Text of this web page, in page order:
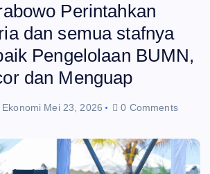
Perintahkan
dan semua stafnya
Pengelolaan BUMN,
dan Menguap
Ekonomi Mei 23, 2026 0 Comments